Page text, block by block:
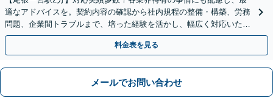
適なアドバイスを。契約内容の確認から社内規程の整備・構築、労務
問題、企業間トラブルまで、培った経験を活かし、幅広く対応いたし
ます【オンライン面談OK（顧問締結後）】
料金表を見る
メールでお問い合わせ